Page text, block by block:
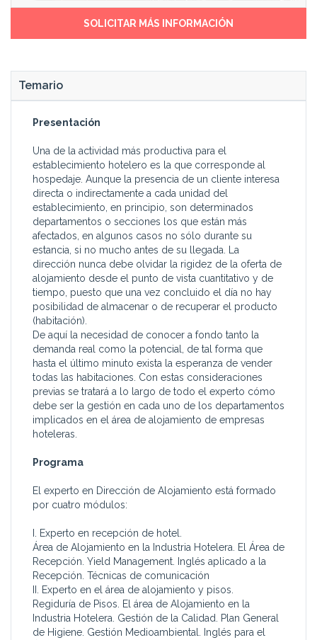
SOLICITAR MÁS INFORMACIÓN
Temario
Presentación
Una de la actividad más productiva para el
establecimiento hotelero es la que corresponde al
hospedaje. Aunque la presencia de un cliente interesa
directa o indirectamente a cada unidad del
establecimiento, en principio, son determinados
departamentos o secciones los que están más
afectados, en algunos casos no sólo durante su
estancia, si no mucho antes de su llegada. La
dirección nunca debe olvidar la rigidez de la oferta de
alojamiento desde el punto de vista cuantitativo y de
tiempo, puesto que una vez concluido el día no hay
posibilidad de almacenar o de recuperar el producto
(habitación).
De aquí la necesidad de conocer a fondo tanto la
demanda real como la potencial, de tal forma que
hasta el último minuto exista la esperanza de vender
todas las habitaciones. Con estas consideraciones
previas se tratará a lo largo de todo el experto cómo
debe ser la gestión en cada uno de los departamentos
implicados en el área de alojamiento de empresas
hoteleras.
Programa
El experto en Dirección de Alojamiento está formado
por cuatro módulos:
I. Experto en recepción de hotel.
Área de Alojamiento en la Industria Hotelera. El Área de
Recepción. Yield Management. Inglés aplicado a la
Recepción. Técnicas de comunicación
II. Experto en el área de alojamiento y pisos.
Regiduría de Pisos. El área de Alojamiento en la
Industria Hotelera. Gestión de la Calidad. Plan General
de Higiene. Gestión Medioambiental. Inglés para el